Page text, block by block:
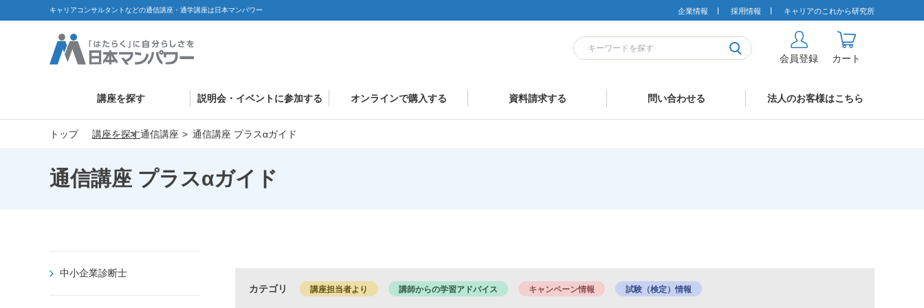
キャリアコンサルタントなどの通信講座・通学講座は日本マンパワー 企業情報 採用情報 キャリアのこれから研究所
会員登録 カート
講座を探す 説明会・イベントに参加する オンラインで購入する 資料請求する 問い合わせる 法人のお客様はこちら
トップ 講座を探す通信講座 通信講座 プラスαガイド
通信講座 プラスαガイド
中小企業診断士
カテゴリ 講座担当者より 講師からの学習アドバイス キャンペーン情報 試験（検定）情報